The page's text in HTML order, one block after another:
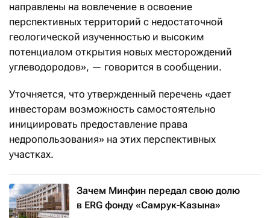
направлены на вовлечение в освоение
перспективных территорий с недостаточной
геологической изученностью и высоким
потенциалом открытия новых месторождений
углеводородов», — говорится в сообщении.
Уточняется, что утвержденный перечень «дает
инвесторам возможность самостоятельно
инициировать предоставление права
недропользования» на этих перспективных
участках.
Зачем Минфин передал свою долю
в ERG фонду «Самрук-Казына»